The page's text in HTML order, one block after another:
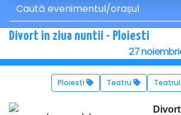
Divort in ziua nuntii - Ploiesti
27
Ploiesti Teatru Teatrul